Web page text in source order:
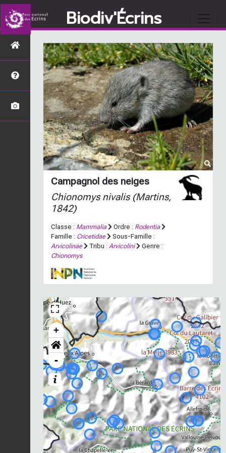
Biodiv'Écrins
Campagnol des neiges
Chionomys nivalis(Martins,
1842)
Classe : Mammalia Ordre : Rodentia
Famille : Cricetidae
Sous-Famille :
Arvicolinae
Tribu : Arvicolini
Genre :
Chionomys
+
-